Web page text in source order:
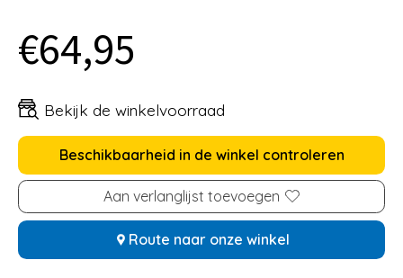
€64,95
Bekijk de winkelvoorraad
Beschikbaarheid in de winkel controleren
Aan verlanglijst toevoegen
Route naar onze winkel